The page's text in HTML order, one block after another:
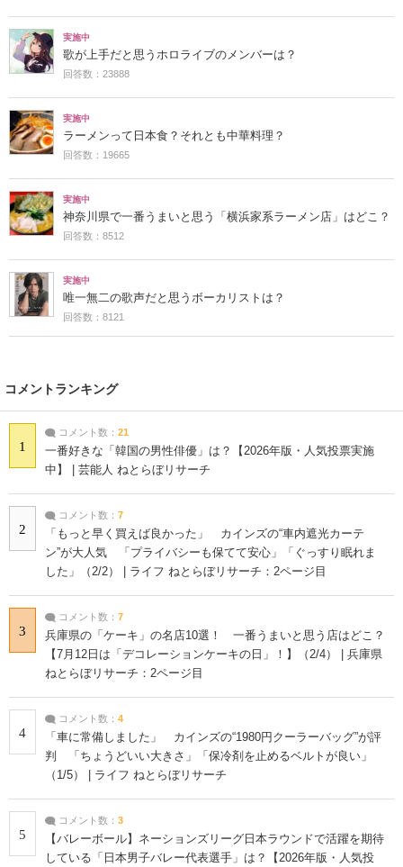
実施中
歌が上手だと思うホロライブのメンバーは？
回答数：23888
実施中
ラーメンって日本食？それとも中華料理？
回答数：19665
実施中
神奈川県で一番うまいと思う「横浜家系ラーメン店」はどこ？
回答数：8512
実施中
唯一無二の歌声だと思うボーカリストは？
回答数：8121
コメントランキング
1
コメント数： 21
一番好きな「韓国の男性俳優」は？【2026年版・人気投票実施
中】 | 芸能人 ねとらぼリサーチ
2
コメント数： 7
「もっと早く買えば良かった」 カインズの“車内遮光カーテ
ン”が大人気 「プライバシーも保てて安心」「ぐっすり眠れま
した」（2/2） | ライフ ねとらぼリサーチ：2ページ目
3
コメント数： 7
兵庫県の「ケーキ」の名店10選！ 一番うまいと思う店はどこ？
【7月12日は「デコレーションケーキの日」！】（2/4） | 兵庫県
ねとらぼリサーチ：2ページ目
4
コメント数： 4
「車に常備しました」 カインズの“1980円クーラーバッグ”が評
判 「ちょうどいい大きさ」「保冷剤を止めるベルトが良い」
（1/5） | ライフ ねとらぼリサーチ
5
コメント数： 3
【バレーボール】ネーションズリーグ日本ラウンドで活躍を期待
している「日本男子バレー代表選手」は？【2026年版・人気投